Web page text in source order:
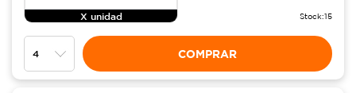
X unidad Stock:15
COMPRAR